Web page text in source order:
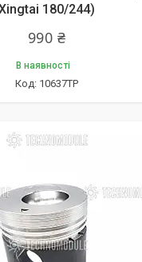
180/244)
990 ₴
В наявності
10637ТР